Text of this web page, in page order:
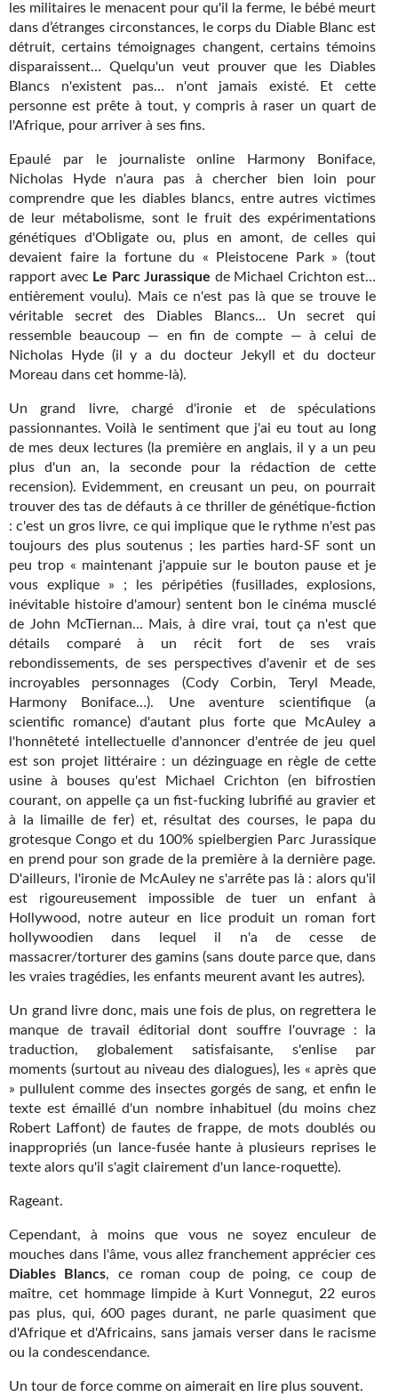
S'abonner
Les critiques
Le blog
Le prix des lecteurs
GOODIES
Goodies Gotland
Tirages d’art Une Heure-Lumière
PLUS
À paraître
Revue de presse
Newsletter
Le Bélial' sur Youtube
LE BLOG BIFROST
Tous les articles
La Bibliothèque orbitale
Journal d'un homme des bois
FORUMS
CONTACT
Nous contacter
F.A.Q.
Soumettre un manuscrit
Support technique
les militaires le menacent pour qu'il la ferme, le bébé meurt
dans d’étranges circonstances, le corps du Diable Blanc est
détruit, certains témoignages changent, certains témoins
disparaissent… Quelqu'un veut prouver que les Diables
Blancs n'existent pas… n'ont jamais existé. Et cette
personne est prête à tout, y compris à raser un quart de
l'Afrique, pour arriver à ses fins.
Epaulé par le journaliste online Harmony Boniface,
Nicholas Hyde n'aura pas à chercher bien loin pour
comprendre que les diables blancs, entre autres victimes
de leur métabolisme, sont le fruit des expérimentations
génétiques d'Obligate ou, plus en amont, de celles qui
devaient faire la fortune du « Pleistocene Park » (tout
rapport avec Le Parc Jurassique de Michael Crichton est…
entièrement voulu). Mais ce n'est pas là que se trouve le
véritable secret des Diables Blancs… Un secret qui
ressemble beaucoup — en fin de compte — à celui de
Nicholas Hyde (il y a du docteur Jekyll et du docteur
Moreau dans cet homme-là).
Un grand livre, chargé d'ironie et de spéculations
passionnantes. Voilà le sentiment que j'ai eu tout au long
de mes deux lectures (la première en anglais, il y a un peu
plus d'un an, la seconde pour la rédaction de cette
recension). Evidemment, en creusant un peu, on pourrait
trouver des tas de défauts à ce thriller de génétique-fiction
: c'est un gros livre, ce qui implique que le rythme n'est pas
toujours des plus soutenus ; les parties hard-SF sont un
peu trop « maintenant j'appuie sur le bouton pause et je
vous explique » ; les péripéties (fusillades, explosions,
inévitable histoire d'amour) sentent bon le cinéma musclé
de John McTiernan… Mais, à dire vrai, tout ça n'est que
détails comparé à un récit fort de ses vrais
rebondissements, de ses perspectives d'avenir et de ses
incroyables personnages (Cody Corbin, Teryl Meade,
Harmony Boniface…). Une aventure scientifique (a
scientific romance) d'autant plus forte que McAuley a
l'honnêteté intellectuelle d'annoncer d'entrée de jeu quel
est son projet littéraire : un dézinguage en règle de cette
usine à bouses qu'est Michael Crichton (en bifrostien
courant, on appelle ça un fist-fucking lubrifié au gravier et
à la limaille de fer) et, résultat des courses, le papa du
grotesque Congo et du 100% spielbergien Parc Jurassique
en prend pour son grade de la première à la dernière page.
D'ailleurs, l'ironie de McAuley ne s'arrête pas là : alors qu'il
est rigoureusement impossible de tuer un enfant à
Hollywood, notre auteur en lice produit un roman fort
hollywoodien dans lequel il n'a de cesse de
massacrer/torturer des gamins (sans doute parce que, dans
les vraies tragédies, les enfants meurent avant les autres).
Un grand livre donc, mais une fois de plus, on regrettera le
manque de travail éditorial dont souffre l'ouvrage : la
traduction, globalement satisfaisante, s'enlise par
moments (surtout au niveau des dialogues), les « après que
» pullulent comme des insectes gorgés de sang, et enfin le
texte est émaillé d'un nombre inhabituel (du moins chez
Robert Laffont) de fautes de frappe, de mots doublés ou
inappropriés (un lance-fusée hante à plusieurs reprises le
texte alors qu'il s'agit clairement d'un lance-roquette).
Rageant.
Cependant, à moins que vous ne soyez enculeur de
mouches dans l'âme, vous allez franchement apprécier ces
Diables Blancs, ce roman coup de poing, ce coup de
maître, cet hommage limpide à Kurt Vonnegut, 22 euros
pas plus, qui, 600 pages durant, ne parle quasiment que
d'Afrique et d'Africains, sans jamais verser dans le racisme
ou la condescendance.
Un tour de force comme on aimerait en lire plus souvent.